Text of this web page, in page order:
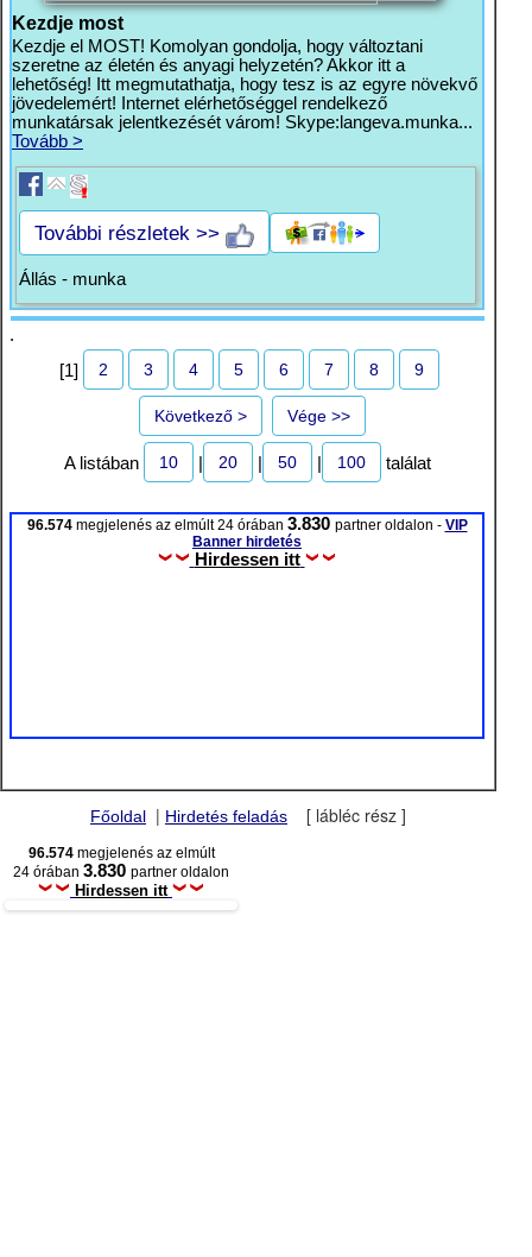
Kezdje most
Kezdje el MOST! Komolyan gondolja, hogy változtani
szeretne az életén és anyagi helyzetén? Akkor itt a
lehetőség! Itt megmutathatja, hogy tesz is az egyre növekvő
jövedelemért! Internet elérhetőséggel rendelkező
munkatársak jelentkezését várom! Skype:langeva.munka...
Tovább >
További részletek >>
Állás - munka
.
[1]
2 3 4 5 6 7 8 9
Következő > Vége >>
A listában 10 20 50 100 találat
96.574megjelenés az elmúlt 24 órában 3.830 partner oldalon - VIP
Banner hirdetés
Hirdessen itt
Főoldal | Hirdetés feladás [ lábléc rész ]
96.574megjelenés az elmúlt
24 órában 3.830 partner oldalon
Hirdessen itt